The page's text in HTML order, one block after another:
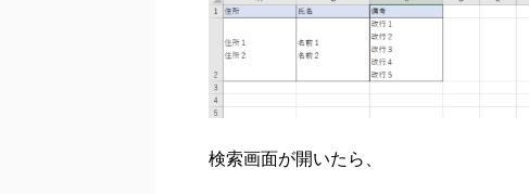
検索画面が開いたら、